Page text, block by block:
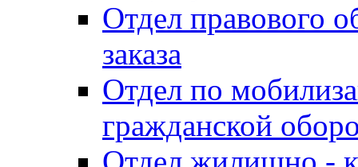
Отдел правового
заказа
Отдел по
гражданской